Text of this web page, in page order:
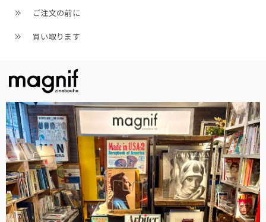
ご注文の前に
買い取ります